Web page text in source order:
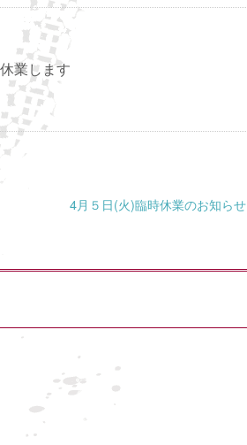
業します
4月５日(火)臨時休業のお知らせ